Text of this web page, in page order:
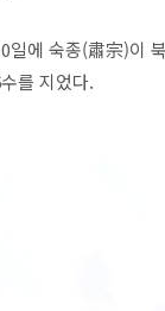
일에 숙종(肅宗)이
를 지었다.